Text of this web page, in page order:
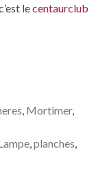
lecentaurclub
, Mortimer,
,planches,